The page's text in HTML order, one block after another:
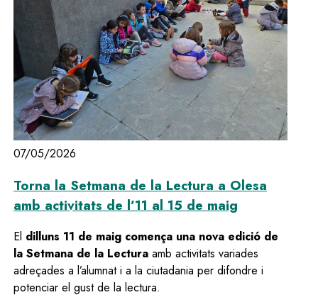
07/05/2026
Torna la Setmana de la Lectura a Olesa
amb activitats de l’11 al 15 de maig
El dilluns 11 de maig comença una nova edició de
la Setmana de la Lecturaamb activitats variades
adreçades a l’alumnat i a la ciutadania per difondre i
potenciar el gust de la lectura.